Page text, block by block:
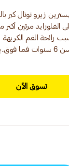
مرتين أكثر
تسبب رائحة الفم
بالاسنان.
تسوق الآن